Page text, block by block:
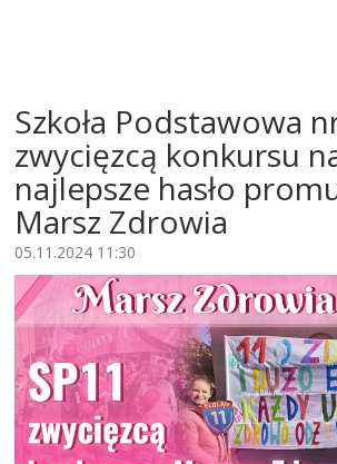
Szkoła Podstawowa
zwycięzcą konkursu
najlepsze hasło
Marsz Zdrowia
05.11.2024 11:30